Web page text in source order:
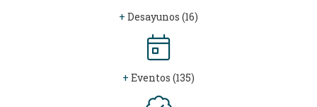
+ Desayunos (16)
+ Eventos (135)